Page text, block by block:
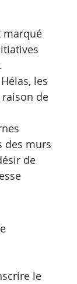
marqué
les
raison de
des murs
de
le